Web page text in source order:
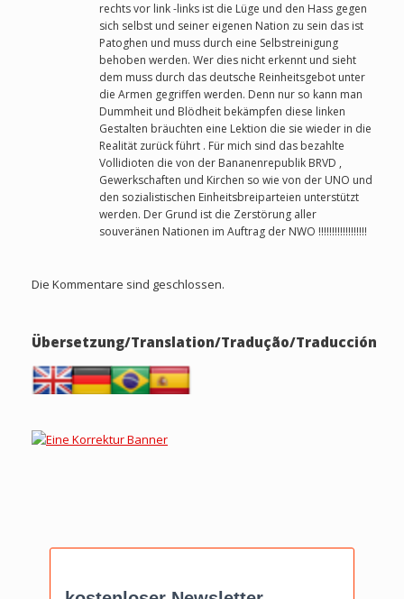
rechts vor link -links ist die Lüge und den Hass gegen
sich selbst und seiner eigenen Nation zu sein das ist
Patoghen und muss durch eine Selbstreinigung
behoben werden. Wer dies nicht erkennt und sieht
dem muss durch das deutsche Reinheitsgebot unter
die Armen gegriffen werden. Denn nur so kann man
Dummheit und Blödheit bekämpfen diese linken
Gestalten bräuchten eine Lektion die sie wieder in die
Realität zurück führt . Für mich sind das bezahlte
Vollidioten die von der Bananenrepublik BRVD ,
Gewerkschaften und Kirchen so wie von der UNO und
den sozialistischen Einheitsbreiparteien unterstützt
werden. Der Grund ist die Zerstörung aller
souveränen Nationen im Auftrag der NWO !!!!!!!!!!!!!!!!!!
Die Kommentare sind geschlossen.
Übersetzung/Translation/Tradução/Traducción